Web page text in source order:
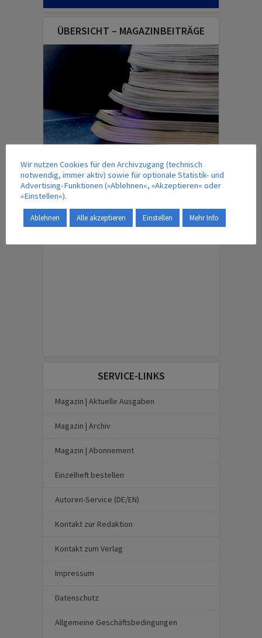
ÜBERSICHT – MAGAZINBEITRÄGE
IM VERLAG ERSCHEINT AUCH …
ENGLISH EDITION
SERVICE-LINKS
Magazin | Aktuelle Ausgaben
Magazin | Archiv
Magazin | Abonnement
Einzelheft bestellen
Autoren-Service (DE/EN)
Kontakt zur Redaktion
Kontakt zum Verlag
Impressum
Datenschutz
Allgemeine Geschäftsbedingungen
Wir nutzen Cookies für den Archivzugang (technisch
notwendig, immer aktiv) sowie für optionale Statistik- und
Advertising-Funktionen (»Ablehnen«, »Akzeptieren« oder
»Einstellen«).
Ablehnen Alle akzeptieren Einstellen Mehr Info